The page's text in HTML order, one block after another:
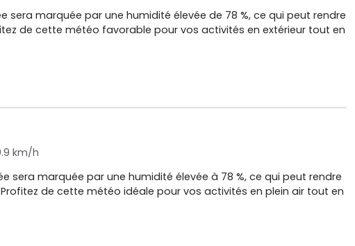
sera marquée par une humidité élevée de 78 %, ce qui peut rendre
de cette météo favorable pour vos activités en extérieur tout en
km/h
sera marquée par une humidité élevée à 78 %, ce qui peut rendre
de cette météo idéale pour vos activités en plein air tout en